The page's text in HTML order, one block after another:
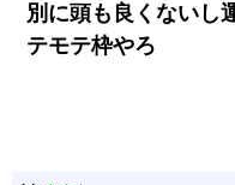
別に頭も良くないし
テモテ枠やろ